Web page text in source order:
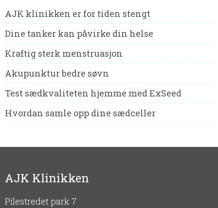
AJK klinikken er for tiden stengt
Dine tanker kan påvirke din helse
Kraftig sterk menstruasjon
Akupunktur bedre søvn
Test sædkvaliteten hjemme med ExSeed
Hvordan samle opp dine sædceller
AJK Klinikken
Pilestredet park 7